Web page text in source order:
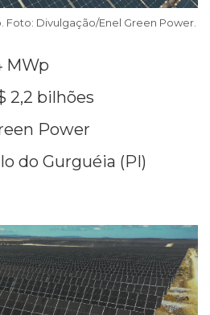
Foto: Divulgação/Enel Green Power.
MWp
2,2 bilhões
Power
do Gurguéia (PI)